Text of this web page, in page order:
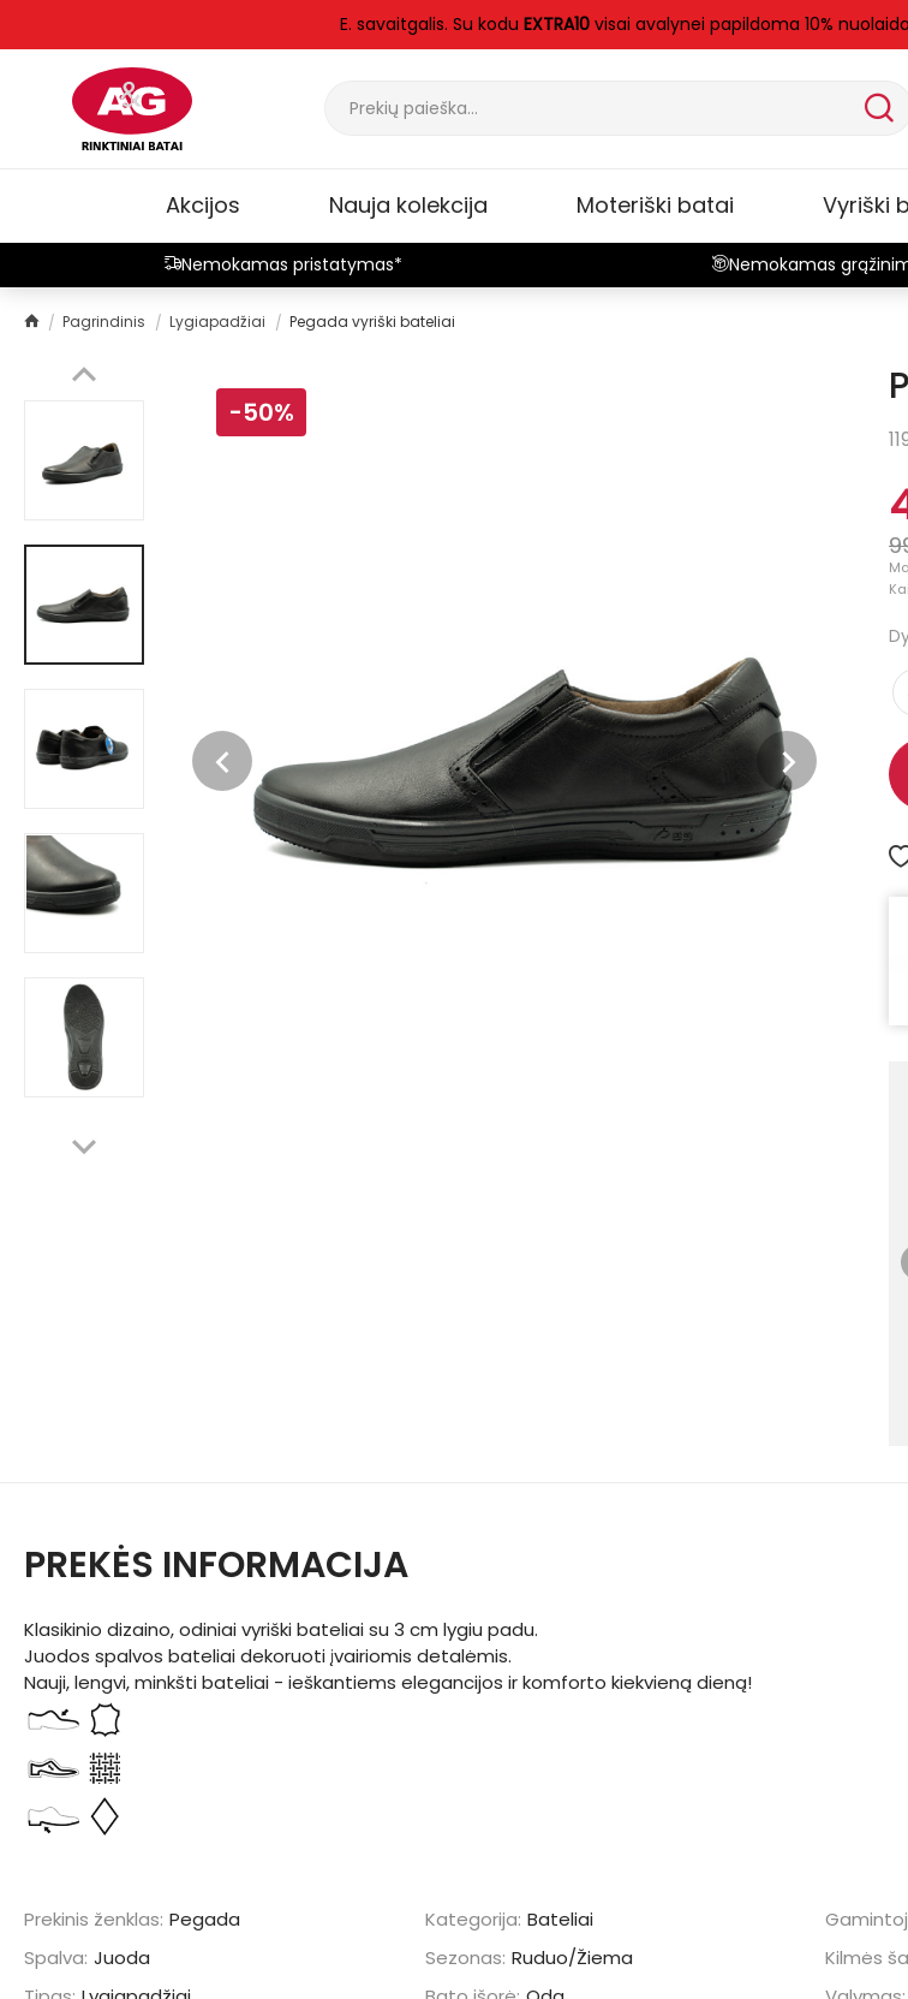
E. savaitgalis. Su kodu EXTRA10 visai avalynei papildoma 10%
Akcijos Nauja kolekcija Moteriški batai Vyriški
Nemokamas pristatymas* Nemokamas
Pagrindinis Lygiapadžiai Pegada vyriški bateliai
-50%
PREKĖS INFORMACIJA
Klasikinio dizaino, odiniai vyriški bateliai su 3 cm lygiu padu.
Juodos spalvos bateliai dekoruoti įvairiomis detalėmis.
Nauji, lengvi, minkšti bateliai - ieškantiems elegancijos ir komforto kiekvieną dieną!
Prekinis ženklas: Pegada
Spalva: Juoda
Kategorija: Bateliai
Sezonas: Ruduo/Žiema
Kilmės